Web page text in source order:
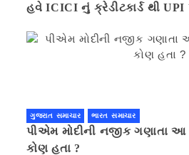
હવે ICICI નું ક્રેડીટકાર્ડ થી
ગુજરાત સમાચાર ભારત સમાચાર
પીએમ મોદીની નજીક ગણાતા આ
કોણ હતા ?